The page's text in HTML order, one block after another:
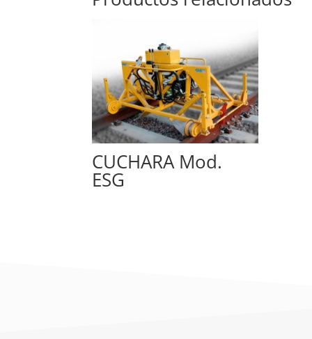
CUCHARA Mod.
ESG